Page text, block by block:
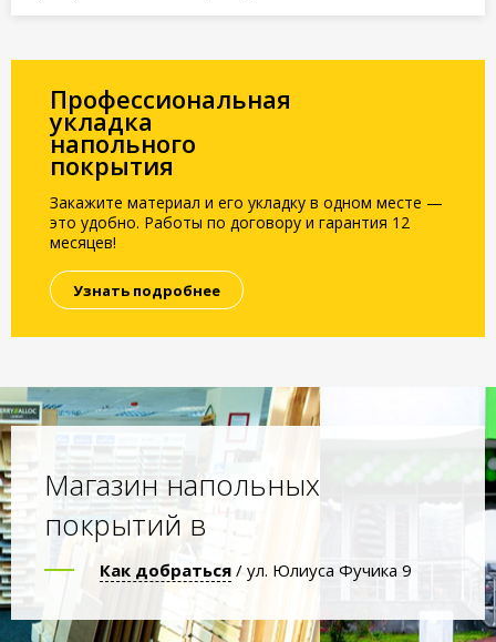
Профессиональная
укладка
напольного
покрытия
Закажите материал и его укладку в одном месте —
это удобно. Работы по договору и гарантия 12
месяцев!
Узнать подробнее
Магазин напольных
покрытий в
Как добраться / ул. Юлиуса Фучика 9